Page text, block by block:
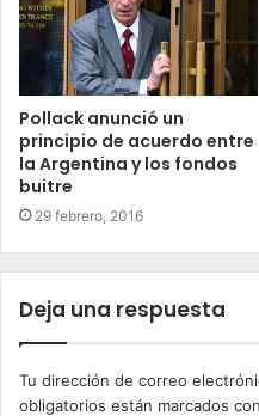
Pollack anunció un
principio de acuerdo entre
la Argentina y los fondos
buitre
29 febrero, 2016
Deja una respuesta
Tu dirección de correo
obligatorios están marcados con